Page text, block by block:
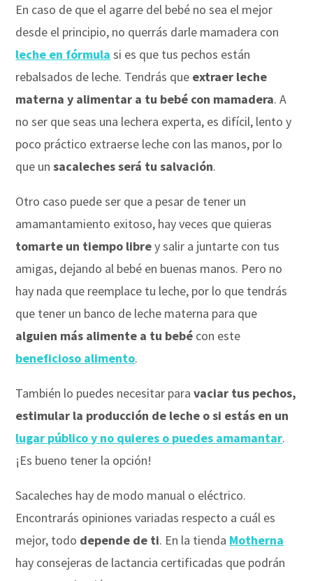
En caso de que el agarre del bebé no sea el mejor
desde el principio, no querrás darle mamadera con
leche en fórmula si es que tus pechos están
rebalsados de leche. Tendrás que extraer leche
materna y alimentar a tu bebé con mamadera. A
no ser que seas una lechera experta, es difícil, lento y
poco práctico extraerse leche con las manos, por lo
que unsacaleches será tu salvación.
Otro caso puede ser que a pesar de tener un
amamantamiento exitoso, hay veces que quieras
tomarte un tiempo librey salir a juntarte con tus
amigas, dejando al bebé en buenas manos. Pero no
hay nada que reemplace tu leche, por lo que tendrás
que tener un banco de leche materna para que
alguien más alimente a tu bebé con este
beneficioso alimento.
También lo puedes necesitar paravaciar tus pechos,
estimular la producción de leche o si estás en un
lugar públicoy no quieres o puedes amamantar.
¡Es bueno tener la opción!
Sacaleches hay de modo manual o eléctrico.
Encontrarás opiniones variadas respecto a cuál es
mejor, todo depende de ti. En la tienda Motherna
hay consejeras de lactancia certificadas que podrán